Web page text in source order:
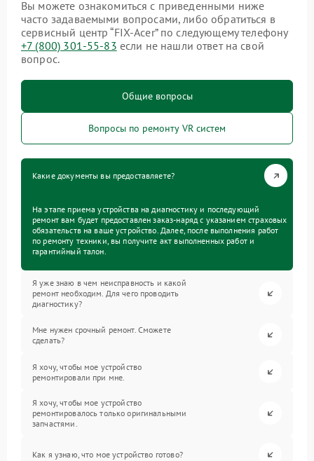
Вы можете ознакомиться с приведенными ниже
часто задаваемыми вопросами, либо обратиться в
сервисный центр “FIX-Acer” по следующему телефону
+7 (800) 301-55-83 если не нашли ответ на свой
вопрос.
Общие вопросы
Вопросы по ремонту VR систем
Какие документы вы предоставляете?
На этапе приема устройства на диагностику и последующий
ремонт вам будет предоставлен заказ-наряд с указанием страховых
обязательств на ваше устройство. Далее, после выполнения работ
по ремонту техники, вы получите акт выполненных работ и
гарантийный талон.
Я уже знаю в чем неисправность и какой
ремонт необходим. Для чего проводить
диагностику?
Мне нужен срочный ремонт. Сможете
сделать?
Я хочу, чтобы мое устройство
ремонтировали при мне.
Я хочу, чтобы мое устройство
ремонтировалось только оригинальными
запчастями.
Как я узнаю, что мое устройство готово?